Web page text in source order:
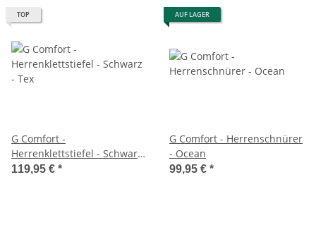
TOP
G Comfort -
Herrenklettstiefel - Schwarz
- Tex
119,95 € *
AUF LAGER
G Comfort - Herrenschnürer
- Ocean
99,95 € *